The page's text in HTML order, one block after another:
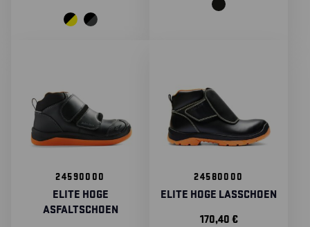
24590000
ELITE HOGE
ASFALTSCHOEN
24580000
ELITE HOGE LASSCHOEN
170,40 €